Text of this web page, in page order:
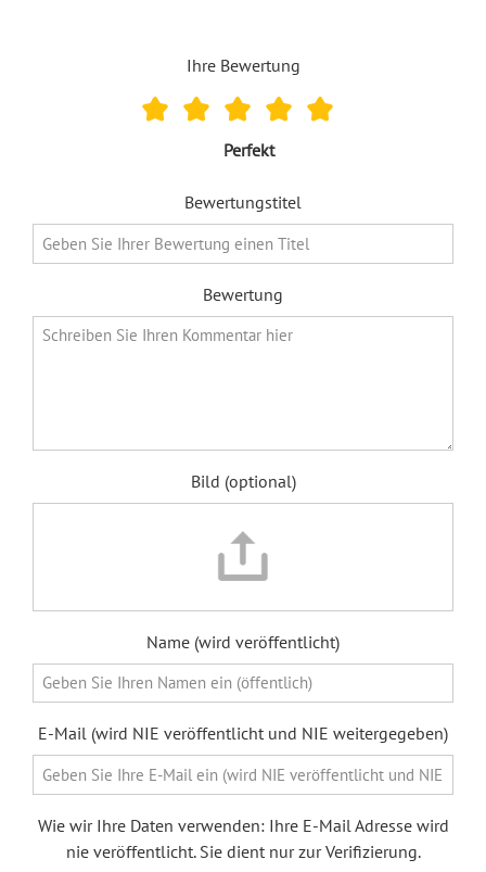
Ihre Bewertung
Perfekt
Bewertungstitel
Bewertung
Bild (optional)
Name (wird veröffentlicht)
E-Mail (wird NIE veröffentlicht und NIE weitergegeben)
Wie wir Ihre Daten verwenden: Ihre E-Mail Adresse wird
nie veröffentlicht. Sie dient nur zur Verifizierung.